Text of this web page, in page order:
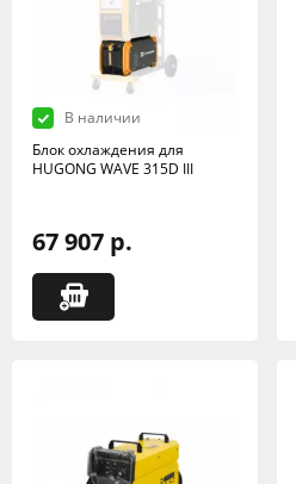
В наличии
Блок охлаждения для
HUGONG WAVE 315D III
67 907 р.